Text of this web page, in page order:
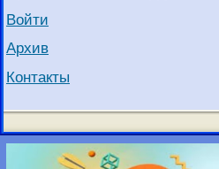
Войти
Архив
Контакты